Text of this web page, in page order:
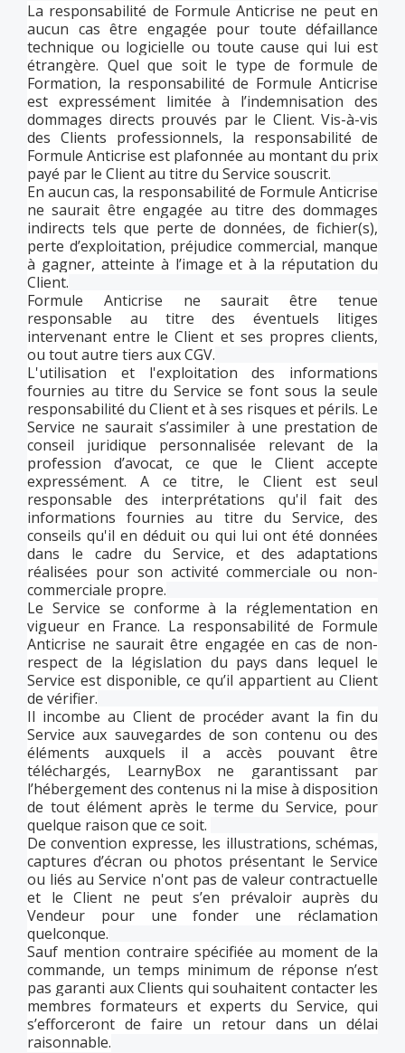
La responsabilité de Formule Anticrise ne peut en
aucun cas être engagée pour toute défaillance
technique ou logicielle ou toute cause qui lui est
étrangère. Quel que soit le type de formule de
Formation, la responsabilité de Formule Anticrise
est expressément limitée à l’indemnisation des
dommages directs prouvés par le Client. Vis-à-vis
des Clients professionnels, la responsabilité de
Formule Anticrise est plafonnée au montant du prix
payé par le Client au titre du Service souscrit.
En aucun cas, la responsabilité de Formule Anticrise
ne saurait être engagée au titre des dommages
indirects tels que perte de données, de fichier(s),
perte d’exploitation, préjudice commercial, manque
à gagner, atteinte à l’image et à la réputation du
Client.
Formule Anticrise ne saurait être tenue
responsable au titre des éventuels litiges
intervenant entre le Client et ses propres clients,
ou tout autre tiers aux CGV.
L'utilisation et l'exploitation des informations
fournies au titre du Service se font sous la seule
responsabilité du Client et à ses risques et périls. Le
Service ne saurait s’assimiler à une prestation de
conseil juridique personnalisée relevant de la
profession d’avocat, ce que le Client accepte
expressément. A ce titre, le Client est seul
responsable des interprétations qu'il fait des
informations fournies au titre du Service, des
conseils qu'il en déduit ou qui lui ont été données
dans le cadre du Service, et des adaptations
réalisées pour son activité commerciale ou non-
commerciale propre.
Le Service se conforme à la réglementation en
vigueur en France. La responsabilité de Formule
Anticrise ne saurait être engagée en cas de non-
respect de la législation du pays dans lequel le
Service est disponible, ce qu’il appartient au Client
de vérifier.
Il incombe au Client de procéder avant la fin du
Service aux sauvegardes de son contenu ou des
éléments auxquels il a accès pouvant être
téléchargés, LearnyBox ne garantissant par
l’hébergement des contenus ni la mise à disposition
de tout élément après le terme du Service, pour
quelque raison que ce soit.
De convention expresse, les illustrations, schémas,
captures d’écran ou photos présentant le Service
ou liés au Service n'ont pas de valeur contractuelle
et le Client ne peut s’en prévaloir auprès du
Vendeur pour une fonder une réclamation
quelconque.
Sauf mention contraire spécifiée au moment de la
commande, un temps minimum de réponse n’est
pas garanti aux Clients qui souhaitent contacter les
membres formateurs et experts du Service, qui
s’efforceront de faire un retour dans un délai
raisonnable.